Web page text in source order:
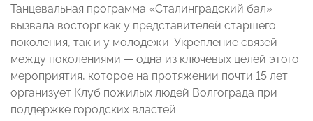
Танцевальная программа «Сталинградский бал»
вызвала восторг как у представителей старшего
поколения, так и у молодежи. Укрепление связей
между поколениями — одна из ключевых целей этого
мероприятия, которое на протяжении почти 15 лет
организует Клуб пожилых людей Волгограда при
поддержке городских властей.